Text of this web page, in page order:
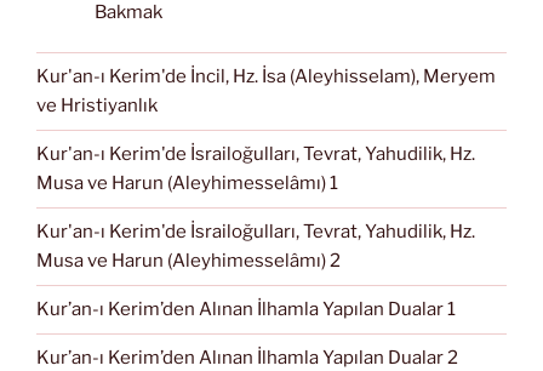
Bakmak
Kur'an-ı Kerim'de İncil, Hz. İsa (Aleyhisselam), Meryem
ve Hristiyanlık
Kur'an-ı Kerim'de İsrailoğulları, Tevrat, Yahudilik, Hz.
Musa ve Harun (Aleyhimesselâmı) 1
Kur'an-ı Kerim'de İsrailoğulları, Tevrat, Yahudilik, Hz.
Musa ve Harun (Aleyhimesselâmı) 2
Kur’an-ı Kerim’den Alınan İlhamla Yapılan Dualar 1
Kur’an-ı Kerim’den Alınan İlhamla Yapılan Dualar 2